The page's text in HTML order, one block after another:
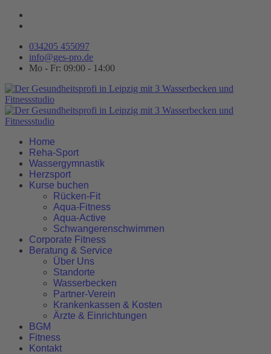
034205 455097
info@ges-pro.de
Mo - Fr: 09:00 - 14:00
Home
Reha-Sport
Wassergymnastik
Herzsport
Kurse buchen
Rücken-Fit
Aqua-Fitness
Aqua-Active
Schwangerenschwimmen
Corporate Fitness
Beratung & Service
Über Uns
Standorte
Wasserbecken
Partner-Verein
Krankenkassen & Kosten
Ärzte & Einrichtungen
BGM
Fitness
Kontakt